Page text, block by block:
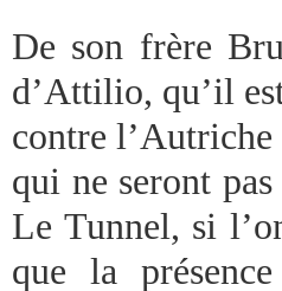
De son frère
d’Attilio, qu’il
contre l’Autriche
qui ne seront
Le Tunnel, si
que la